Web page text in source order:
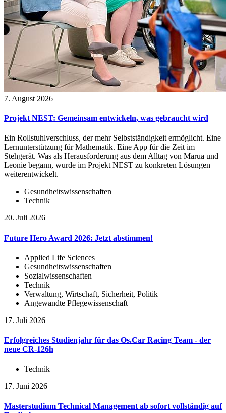
7. August 2026
Projekt NEST: Gemeinsam entwickeln, was gebraucht wird
Ein Rollstuhlverschluss, der mehr Selbstständigkeit ermöglicht. Eine
Lernunterstützung für Mathematik. Eine App für die Zeit im
Stehgerät. Was als Herausforderung aus dem Alltag von Marua und
Leonie begann, wurde im Projekt NEST zu konkreten Lösungen
weiterentwickelt.
Gesundheitswissenschaften
Technik
20. Juli 2026
Future Hero Award 2026: Jetzt abstimmen!
Applied Life Sciences
Gesundheitswissenschaften
Sozialwissenschaften
Technik
Verwaltung, Wirtschaft, Sicherheit, Politik
Angewandte Pflegewissenschaft
17. Juli 2026
Erfolgreiches Studienjahr für das Os.Car Racing Team - der
neue CR-126h
Technik
17. Juni 2026
Masterstudium Technical Management ab sofort vollständig auf